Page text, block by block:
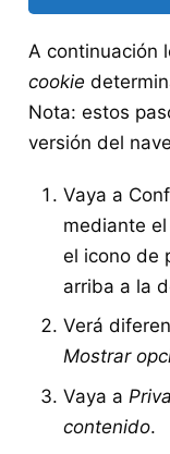
A continuación
cookie
Nota: estos
versión del
Vaya a
mediante
el icono de
arriba a la
Verá
Mostrar
Vaya a
contenido.